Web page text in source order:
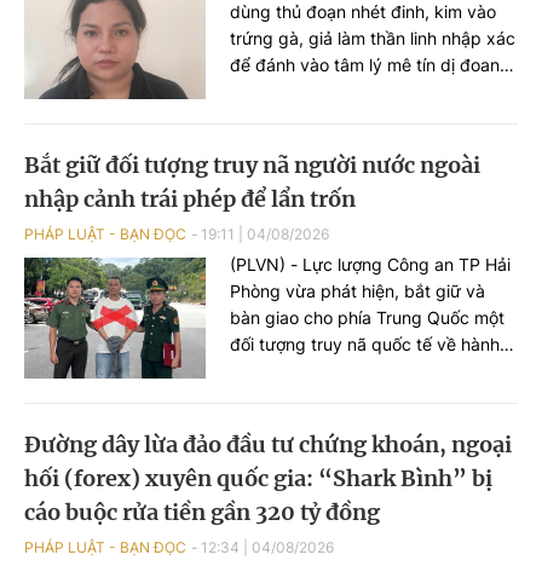
dùng thủ đoạn nhét đinh, kim vào
trứng gà, giả làm thần linh nhập xác
để đánh vào tâm lý mê tín dị đoan
Bắt giữ đối tượng truy nã người nước ngoài
nhập cảnh trái phép để lẩn trốn
PHÁP LUẬT - BẠN ĐỌC 19:11 04/08/2026
(PLVN) - Lực lượng Công an TP Hải
Phòng vừa phát hiện, bắt giữ và
bàn giao cho phía Trung Quốc một
đối tượng truy nã quốc tế về hành vi
Đường dây lừa đảo đầu tư chứng khoán, ngoại
hối (forex) xuyên quốc gia: “Shark Bình” bị
cáo buộc rửa tiền gần 320 tỷ đồng
PHÁP LUẬT - BẠN ĐỌC 12:34 04/08/2026